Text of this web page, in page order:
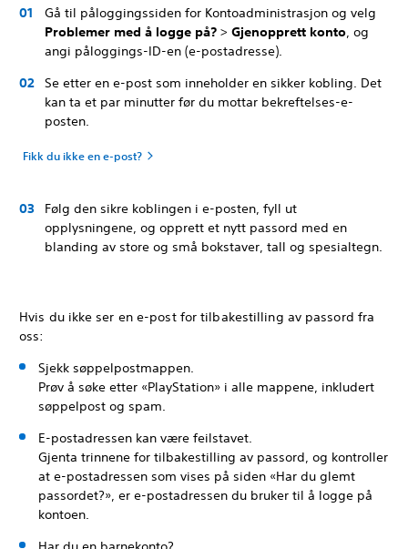
Gå til påloggingssiden for Kontoadministrasjon og velg
Problemer med å logge på? > Gjenopprett konto, og
angi påloggings-ID-en (e-postadresse).
Se etter en e-post som inneholder en sikker kobling. Det
kan ta et par minutter før du mottar bekreftelses-e-
posten.
Fikk du ikke en e-post?
Følg den sikre koblingen i e-posten, fyll ut
opplysningene, og opprett et nytt passord med en
blanding av store og små bokstaver, tall og spesialtegn.
Hvis du ikke ser en e-post for tilbakestilling av passord fra
oss:
Sjekk søppelpostmappen.
Prøv å søke etter «PlayStation» i alle mappene, inkludert
søppelpost og spam.
E-postadressen kan være feilstavet.
Gjenta trinnene for tilbakestilling av passord, og kontroller
at e-postadressen som vises på siden «Har du glemt
passordet?», er e-postadressen du bruker til å logge på
kontoen.